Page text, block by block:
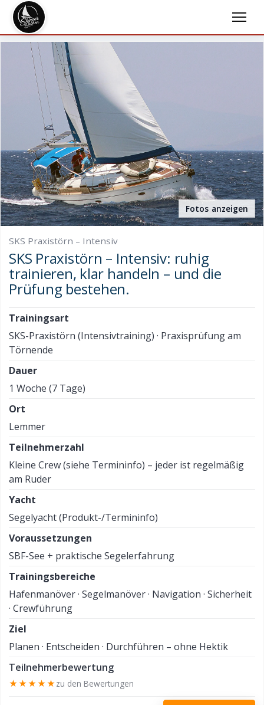
Fotos anzeigen
SKS Praxistörn – Intensiv
SKS Praxistörn – Intensiv: ruhig
trainieren, klar handeln – und die
Prüfung bestehen.
Trainingsart
SKS-Praxistörn (Intensivtraining) · Praxisprüfung am
Törnende
Dauer
1 Woche (7 Tage)
Ort
Lemmer
Teilnehmerzahl
Kleine Crew (siehe Termininfo) – jeder ist regelmäßig
am Ruder
Yacht
Segelyacht (Produkt-/Termininfo)
Voraussetzungen
SBF-See + praktische Segelerfahrung
Trainingsbereiche
Hafenmanöver · Segelmanöver · Navigation · Sicherheit
· Crewführung
Ziel
Planen · Entscheiden · Durchführen – ohne Hektik
Teilnehmerbewertung
★★★★★zu den Bewertungen